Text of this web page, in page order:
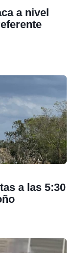
a nivel
a las 5:30